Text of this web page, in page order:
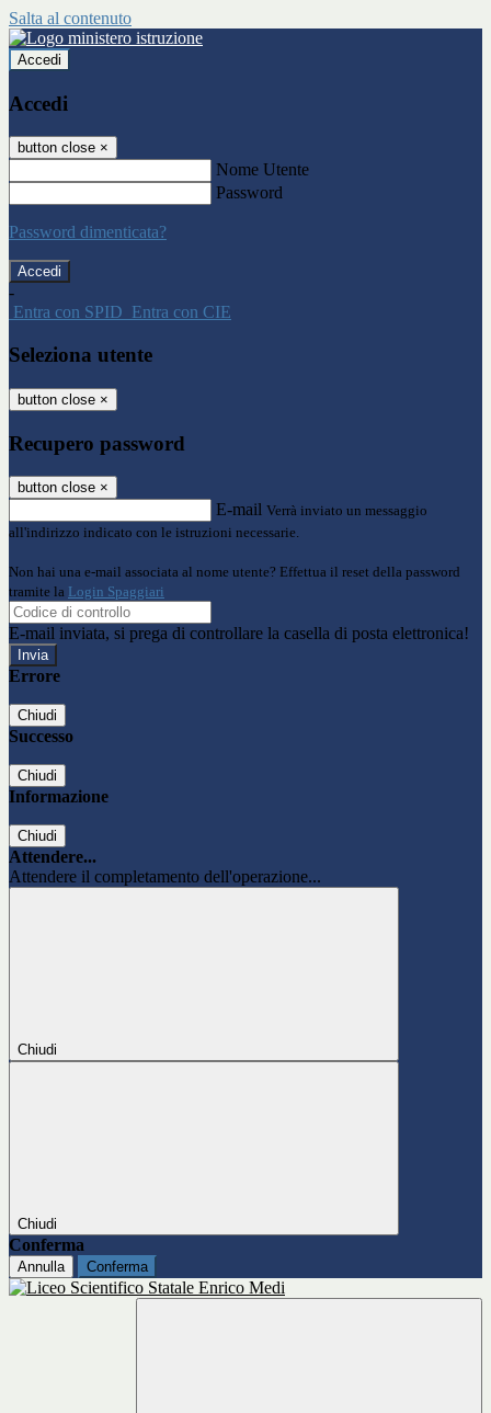
Salta al contenuto
Accedi
Accedi
button close ×
Nome Utente
Password
Password dimenticata?
-
Entra con SPID Entra con CIE
Seleziona utente
button close ×
Recupero password
button close ×
E-mail Verrà inviato un messaggio
all'indirizzo indicato con le istruzioni necessarie.
Non hai una e-mail associata al nome utente? Effettua il reset della password
tramite la Login Spaggiari
E-mail inviata, si prega di controllare la casella di posta elettronica!
Errore
Chiudi
Successo
Chiudi
Informazione
Chiudi
Attendere...
Attendere il completamento dell'operazione...
Chiudi
Chiudi
Conferma
Annulla Conferma